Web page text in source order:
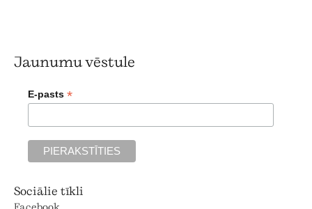
Jaunumu vēstule
E-pasts *
Sociālie tīkli